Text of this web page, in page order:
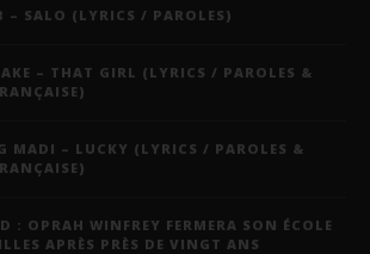
– SALO (LYRICS / PAROLES)
– THAT GIRL (LYRICS / PAROLES &
MADI – LUCKY (LYRICS / PAROLES &
: OPRAH WINFREY FERMERA SON ÉCOLE
APRÈS PRÈS DE VINGT ANS